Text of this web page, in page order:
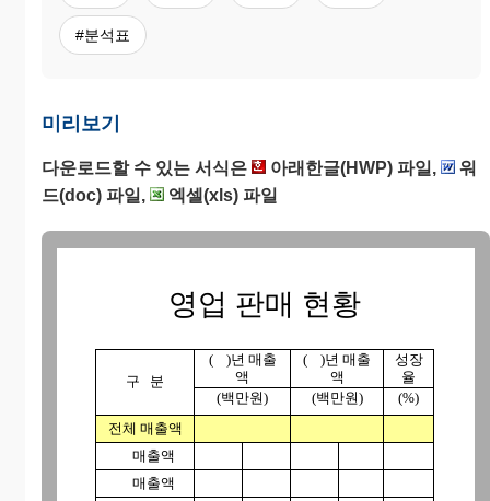
#분석표
미리보기
다운로드할 수 있는 서식은 아래한글(HWP) 파일,
워
드(doc) 파일,
엑셀(xls) 파일
영업 판매 현황
구 분
( )년 매출
액
( )년 매출
액
성장
율
(백만원)
(백만원)
(%)
전체 매출액
매출액
매출액